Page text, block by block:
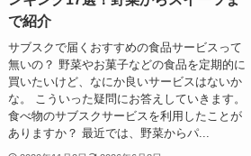
で紹介
サブスクで届くおすすめの食品サービスって
無いの？ 野菜やお菓子などの食品を定期的に
買いたいけど、なにか良いサービスはないか
な。 こういった疑問にお答えしていきます。
食べ物のサブスクサービスを利用したことが
ありますか？ 最近では、野菜からパ...